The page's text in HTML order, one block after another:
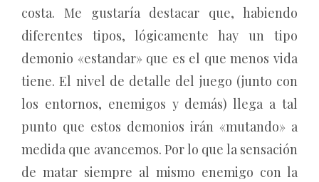
costa. Me gustaría destacar que, habiendo
diferentes tipos, lógicamente hay un tipo
demonio «estandar» que es el que menos vida
tiene. El nivel de detalle del juego (junto con
los entornos, enemigos y demás) llega a tal
punto que estos demonios irán «mutando» a
medida que avancemos. Por lo que la sensación
de matar siempre al mismo enemigo con la